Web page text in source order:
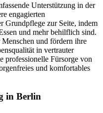
Unterstützung in der
engagierten
Grundpflege zur Seite, indem
und mehr behilflich sind.
und fördern ihre
in vertrauter
professionelle Fürsorge von
und komfortables
in Berlin